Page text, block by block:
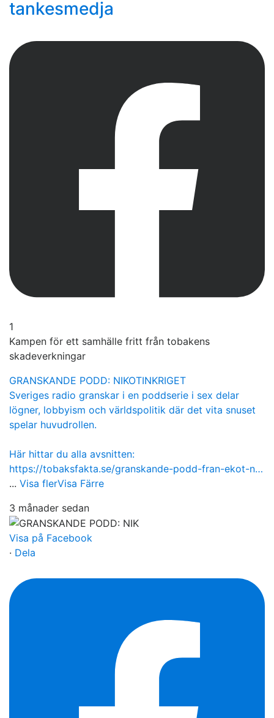
tankesmedja
1
Kampen för ett samhälle fritt från tobakens
skadeverkningar
GRANSKANDE PODD: NIKOTINKRIGET
Sveriges radio granskar i en poddserie i sex delar
lögner, lobbyism och världspolitik där det vita snuset
spelar huvudrollen.
Här hittar du alla avsnitten:
https://tobaksfakta.se/granskande-podd-fran-ekot-n…
... Visa flerVisa Färre
3 månader sedan
Visa på Facebook
· Dela